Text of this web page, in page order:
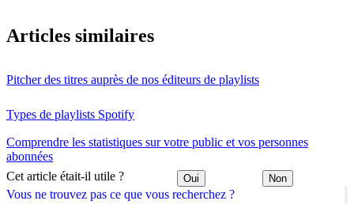
Vous ne trouvez pas ce que vous recherchez ?
Articles similaires
Pitcher des titres auprès de nos éditeurs de playlists
Types de playlists Spotify
Comprendre les statistiques sur votre public et vos personnes
abonnées
Cet article était-il utile ?
Oui Non